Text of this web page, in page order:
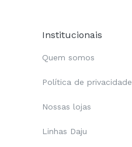
Institucionais
Quem somos
Política de privacidade
Nossas lojas
Linhas Daju